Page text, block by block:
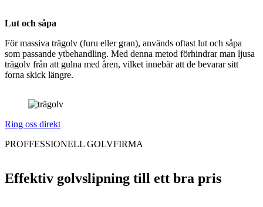
Lut och såpa
För massiva trägolv (furu eller gran), används oftast lut och såpa
som passande ytbehandling. Med denna metod förhindrar man ljusa
trägolv från att gulna med åren, vilket innebär att de bevarar sitt
forna skick längre.
Ring oss direkt
Effektiv golvslipning till ett bra pris
PROFFESSIONELL GOLVFIRMA